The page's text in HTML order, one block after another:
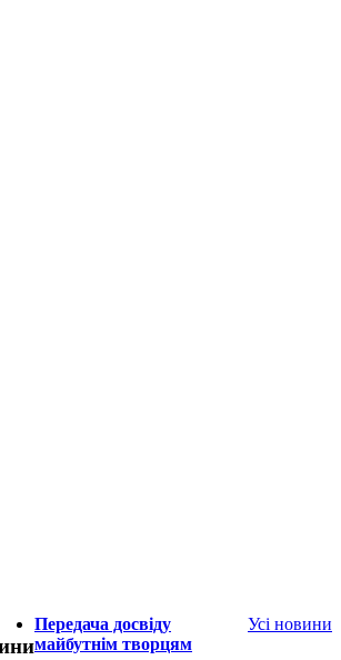
Усі новини
Передача досвіду
майбутнім творцям